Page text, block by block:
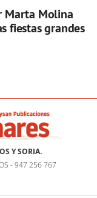
Marta Molina
fiestas grandes
Y SORIA.
- 947 256 767